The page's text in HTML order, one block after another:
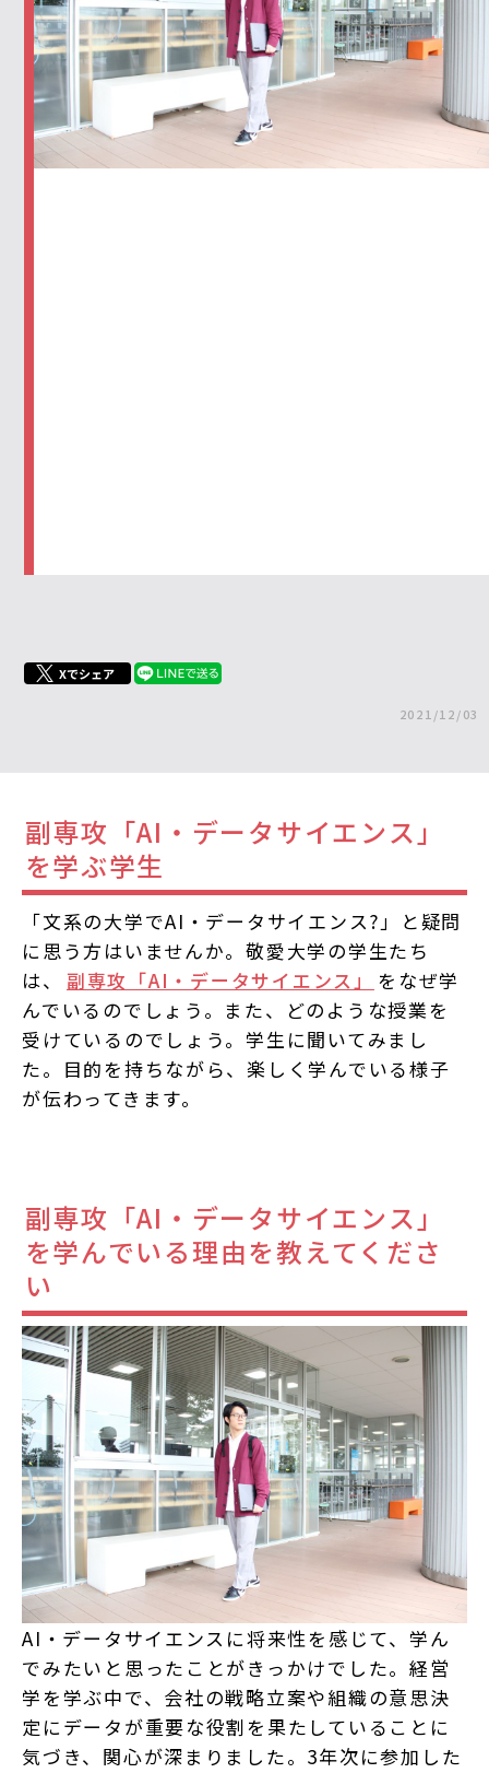
Xでシェア
2021/12/03
副専攻「AI・データサイエンス」
を学ぶ学生
「文系の大学でAI・データサイエンス?」と疑問
に思う方はいませんか。敬愛大学の学生たち
は、
副専攻「AI・データサイエンス」
をなぜ学
んでいるのでしょう。また、どのような授業を
受けているのでしょう。学生に聞いてみまし
た。目的を持ちながら、楽しく学んでいる様子
が伝わってきます。
副専攻「AI・データサイエンス」
を学んでいる理由を教えてくださ
い
AI・データサイエンスに将来性を感じて、学ん
でみたいと思ったことがきっかけでした。経営
学を学ぶ中で、会社の戦略立案や組織の意思決
定にデータが重要な役割を果たしていることに
気づき、関心が深まりました。3年次に参加した